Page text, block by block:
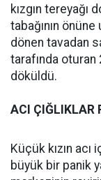
kızgın tereyağı
tabağının
dönen tavadan
tarafında oturan
döküldü.
ACI ÇIĞLIKLAR
Küçük kızın
büyük bir panik